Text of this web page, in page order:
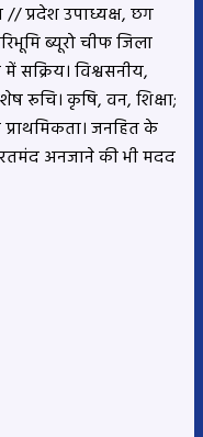
प्रदेश उपाध्यक्ष, छग
ब्यूरो चीफ जिला
सक्रिय। विश्वसनीय,
रूचि। कृषि, वन, शिक्षा;
जनहित के
अनजाने की भी मदद